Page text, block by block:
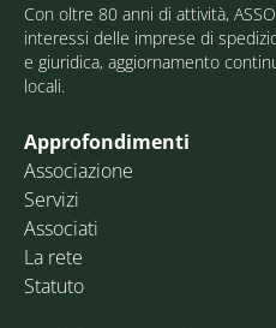
Con oltre 80 anni di attività,
interessi delle imprese di
e giuridica, aggiornamento
locali.
Approfondimenti
Associazione
Servizi
Associati
La rete
Statuto